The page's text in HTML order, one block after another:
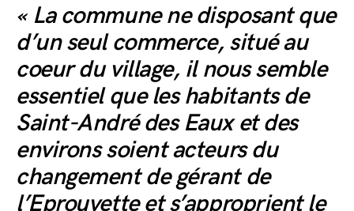
« La commune ne disposant que
d’un seul commerce, situé au
coeur du village, il nous semble
essentiel que les habitants de
Saint-André des Eaux et des
environs soient acteurs du
changement de gérant de
l’Eprouvette et s’approprient le